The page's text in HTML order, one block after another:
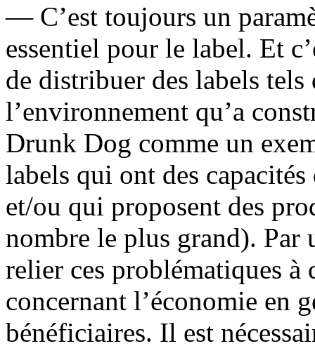
— C’est toujours un
essentiel pour le label. Et
de distribuer des labels
l’environnement qu’a
Drunk Dog comme un
labels qui ont des
et/ou qui proposent des
nombre le plus grand). Par
relier ces problématiques à
concernant l’économie en
bénéficiaires. Il est